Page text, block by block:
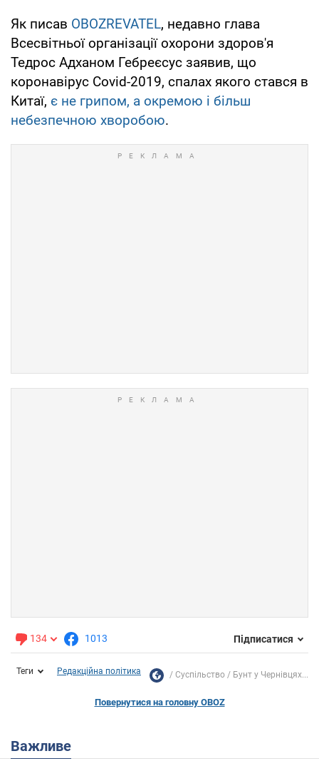
Як писав OBOZREVATEL, недавно глава
Всесвітньої організації охорони здоров'я
Тедрос Адханом Гебреєсус заявив, що
коронавірус Covid-2019, спалах якого стався в
Китаї, є не грипом, а окремою і більш
небезпечною хворобою.
134 1013 Підписатися
Теги Редакційна політика Суспільство Бунт у Чернівцях...
Повернутися на головну OBOZ
Важливе